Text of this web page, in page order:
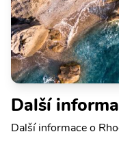
Další
Další informace o